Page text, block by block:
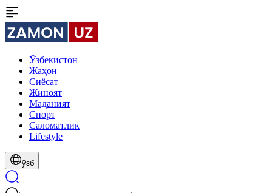
Ўзбекистон
Жаҳон
Сиёсат
Жиноят
Маданият
Спорт
Cаломатлик
Lifestyle
ўзб